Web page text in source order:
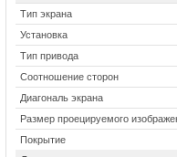
Тип экрана
Установка
Тип привода
Соотношение сторон
Диагональ экрана
Размер проецируемого
Покрытие